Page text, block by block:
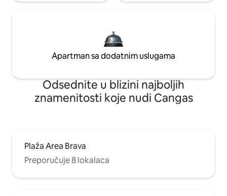
Apartman sa dodatnim uslugama
Odsednite u blizini najboljih
znamenitosti koje nudi Cangas
Plaža Area Brava
Preporučuje 8 lokalaca